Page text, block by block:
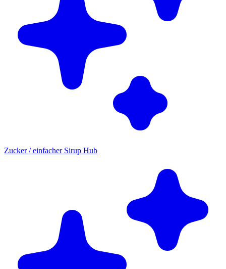
Zucker / einfacher Sirup Hub